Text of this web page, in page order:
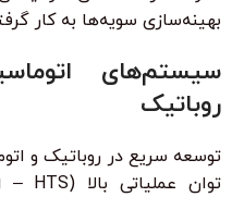
بهینه‌سازی سویه‌ها به کار
سیستم‌های
روباتیک
توسعه سریع در روباتیک و